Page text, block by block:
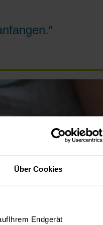
Über Cookies
Endgerät